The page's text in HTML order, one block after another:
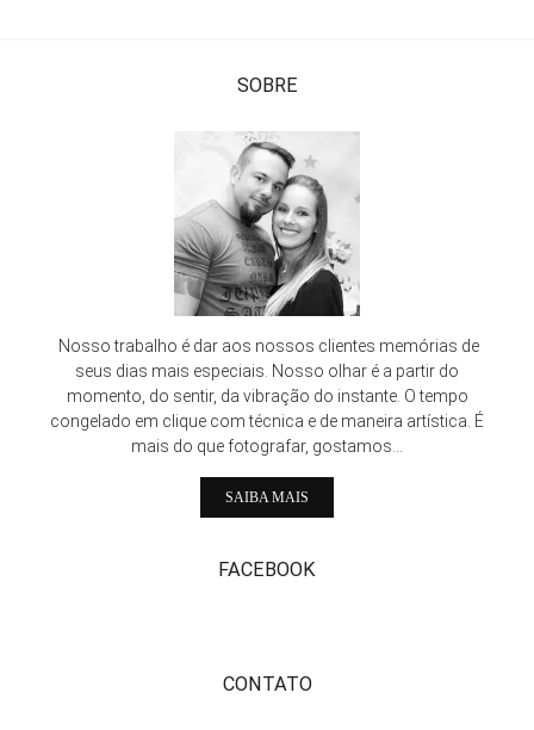
SOBRE
Nosso trabalho é dar aos nossos clientes memórias de
seus dias mais especiais. Nosso olhar é a partir do
momento, do sentir, da vibração do instante. O tempo
congelado em clique com técnica e de maneira artística. É
mais do que fotografar, gostamos...
SAIBA MAIS
FACEBOOK
CONTATO